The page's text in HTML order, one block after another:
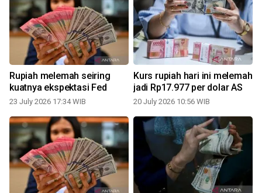
Rupiah melemah seiring
kuatnya ekspektasi Fed
23 July 2026 17:34 WIB
Kurs rupiah hari ini melemah
jadi Rp17.977 per dolar AS
20 July 2026 10:56 WIB